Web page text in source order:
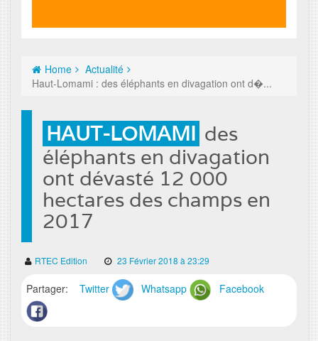
Home
Actualité
Haut-Lomami : des éléphants en divagation ont d�...
HAUT-LOMAMI des
éléphants en divagation
ont dévasté 12 000
hectares des champs en
2017
RTEC Edition 23 Février 2018 à 23:29
Partager: Twitter Whatsapp Facebook